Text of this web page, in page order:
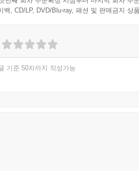
백, CD/LP, DVD/Blu-ray, 패션 및 판매금지 상
기준 50자까지 작성가능